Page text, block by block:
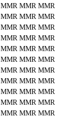
MMR MMR MMR
MMR MMR MMR
MMR MMR MMR
MMR MMR MMR
MMR MMR MMR
MMR MMR MMR
MMR MMR MMR
MMR MMR MMR
MMR MMR MMR
MMR MMR MMR
MMR MMR MMR